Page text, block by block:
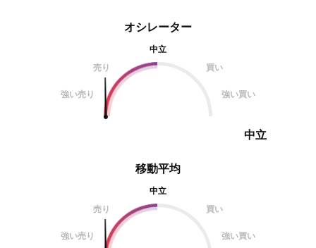
オシレーター
中立
売り
買い
強い売り 強い買い
中立
移動平均
中立
売り
買い
強い売り 強い買い